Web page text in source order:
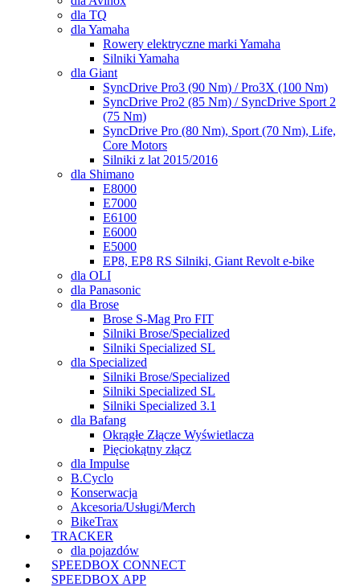
dla TQ
dla Yamaha
Rowery elektryczne marki Yamaha
Silniki Yamaha
dla Giant
SyncDrive Pro3 (90 Nm) / Pro3X (100 Nm)
SyncDrive Pro2 (85 Nm) / SyncDrive Sport 2
(75 Nm)
SyncDrive Pro (80 Nm), Sport (70 Nm), Life,
Core Motors
Silniki z lat 2015/2016
dla Shimano
E8000
E7000
E6100
E6000
E5000
EP8, EP8 RS Silniki, Giant Revolt e-bike
dla OLI
dla Panasonic
dla Brose
Brose S-Mag Pro FIT
Silniki Brose/Specialized
Silniki Specialized SL
dla Specialized
Silniki Brose/Specialized
Silniki Specialized SL
Silniki Specialized 3.1
dla Bafang
Okrągłe Złącze Wyświetlacza
Pięciokątny złącz
dla Impulse
B.Cyclo
Konserwacja
Akcesoria/Usługi/Merch
BikeTrax
TRACKER
dla pojazdów
SPEEDBOX CONNECT
SPEEDBOX APP